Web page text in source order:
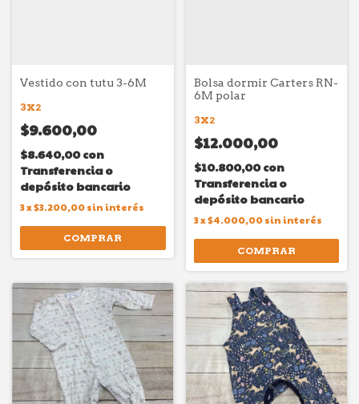
Vestido con tutu 3-6M
3X2
$9.600,00
$8.640,00con
Transferencia o
depósito bancario
3x$3.200,00sin interés
COMPRAR
Bolsa dormir Carters RN-
6M polar
3X2
$12.000,00
$10.800,00con
Transferencia o
depósito bancario
3x$4.000,00 sin interés